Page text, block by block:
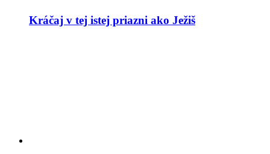
Kráčaj v tej istej priazni ako Ježiš